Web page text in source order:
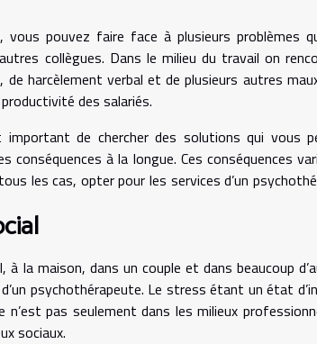
vous pouvez faire face à plusieurs
collègues. Dans le milieu du travail on
harcèlement verbal et de plusieurs autres
des salariés.
de chercher des solutions qui vous
conséquences à la longue. Ces conséquences
les cas, opter pour les services d’un
à la maison, dans un couple et dans beaucoup
psychothérapeute. Le stress étant un état
pas seulement dans les milieux
sociaux.